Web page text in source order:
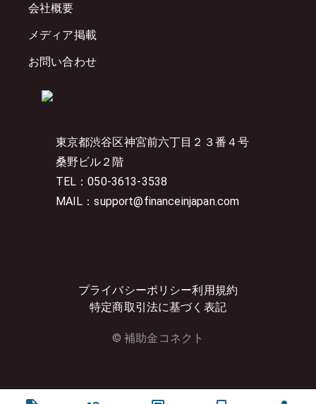
東京都渋谷区神宮前六丁目２３番４号
桑野ビル２階
TEL：050-3613-3538
MAIL：support@financeinjapan.com
プライバシーポリシー利用規約
特定商取引法に基づく表記
© 補助金コネクト
会社概要
メディア掲載
お問い合わせ